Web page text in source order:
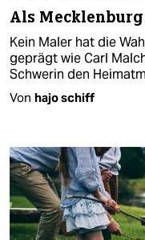
Als
Kein Maler hat die
geprägt wie Carl
Schwerin den
Von hajo schiff